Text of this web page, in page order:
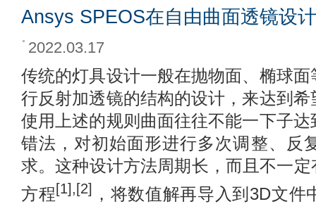
Ansys SPEOS在自由曲面透镜设
2022.03.17
传统的灯具设计一般在抛物面、椭球
行反射加透镜的结构的设计，来达到
使用上述的规则曲面往往不能一下子
错法，对初始面形进行多次调整、反
求。这种设计方法周期长，而且不一
方程 [1],[2]
，将数值解再导入到3D文